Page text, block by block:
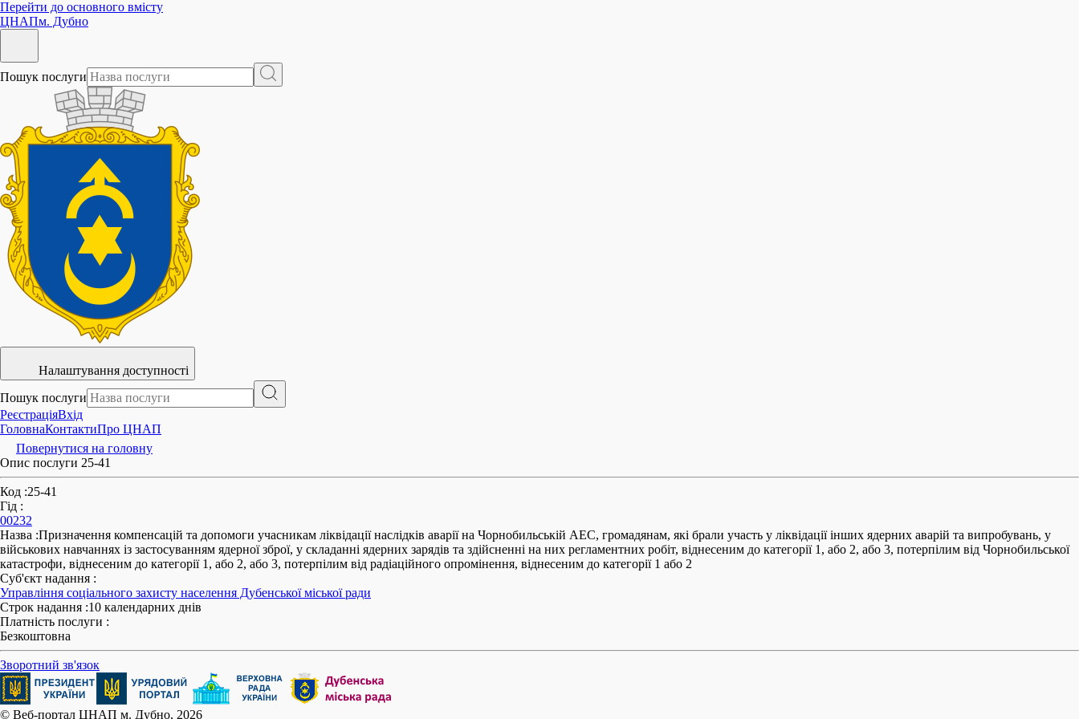
Перейти до основного вмісту
ЦНАПм. Дубно
Пошук послуги
Налаштування доступності
Пошук послуги
РеєстраціяВхід
ГоловнаКонтактиПро ЦНАП
Повернутися на головну
Опис послуги 25-41
Код :25-41
Гід :
00232
Назва :Призначення компенсацій та допомоги учасникам ліквідації наслідків аварії на Чорнобильській АЕС, громадянам, які брали участь у ліквідації інших ядерних аварій та випробувань, у
військових навчаннях із застосуванням ядерної зброї, у складанні ядерних зарядів та здійсненні на них регламентних робіт, віднесеним до категорії 1, або 2, або 3, потерпілим від Чорнобильської
катастрофи, віднесеним до категорії 1, або 2, або 3, потерпілим від радіаційного опромінення, віднесеним до категорії 1 або 2
Суб'єкт надання :
Управління соціального захисту населення Дубенської міської ради
Строк надання :10 календарних днів
Платність послуги :
Безкоштовна
Зворотний зв'язок
© Веб-портал ЦНАП м. Дубно, 2026